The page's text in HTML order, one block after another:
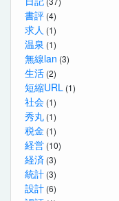
書評 (4)
求人 (1)
温泉 (1)
無線lan (3)
生活 (2)
短縮URL (1)
社会 (1)
秀丸 (1)
税金 (1)
経営 (10)
経済 (3)
統計 (3)
設計 (6)